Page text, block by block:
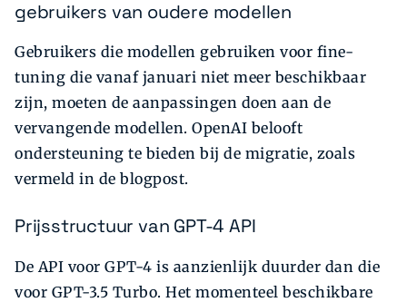
gebruikers van oudere modellen
Gebruikers die modellen gebruiken voor fine-
tuning die vanaf januari niet meer beschikbaar
zijn, moeten de aanpassingen doen aan de
vervangende modellen. OpenAI belooft
ondersteuning te bieden bij de migratie, zoals
vermeld in de blogpost.
Prijsstructuur van GPT-4 API
De API voor GPT-4 is aanzienlijk duurder dan die
voor GPT-3.5 Turbo. Het momenteel beschikbare